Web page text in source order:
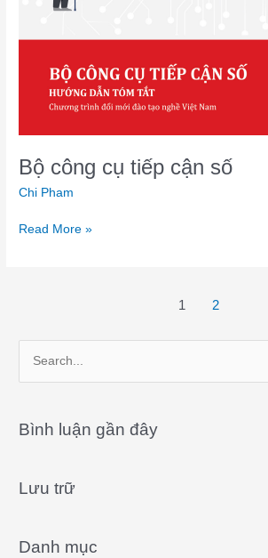
Bộ công cụ tiếp cận số
Chi Pham
Read More »
1 2
r
h
Bình luận gần đây
Lưu trữ
Danh mục